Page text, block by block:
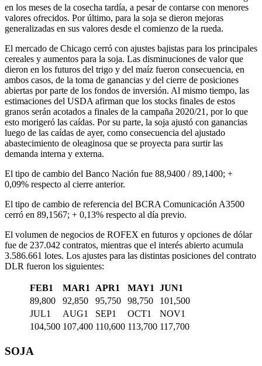
en los meses de la cosecha tardía, a pesar de contarse con menores
valores ofrecidos. Por último, para la soja se dieron mejoras
generalizadas en sus valores desde el comienzo de la rueda.
El mercado de Chicago cerró con ajustes bajistas para los principales
cereales y aumentos para la soja. Las disminuciones de valor que
dieron en los futuros del trigo y del maíz fueron consecuencia, en
ambos casos, de la toma de ganancias y del cierre de posiciones
abiertas por parte de los fondos de inversión. Al mismo tiempo, las
estimaciones del USDA afirman que los stocks finales de estos
granos serán acotados a finales de la campaña 2020/21, por lo que
esto morigeró las caídas. Por su parte, la soja ajustó con ganancias
luego de las caídas de ayer, como consecuencia del ajustado
abastecimiento de oleaginosa que se proyecta para surtir las
demanda interna y externa.
El tipo de cambio del Banco Nación fue 88,9400 / 89,1400; +
0,09% respecto al cierre anterior.
El tipo de cambio de referencia del BCRA Comunicación A3500
cerró en 89,1567; + 0,13% respecto al día previo.
El volumen de negocios de ROFEX en futuros y opciones de dólar
fue de 237.042 contratos, mientras que el interés abierto acumula
3.586.661 lotes. Los ajustes para las distintas posiciones del contrato
DLR fueron los siguientes:
FEB1 MAR1 APR1 MAY1
JUN1
89,800
92,850 95,750 98,750
101,500
JUL1
AUG1 SEP1 OCT1
NOV1
104,500 107,400 110,600 113,700 117,700
SOJA